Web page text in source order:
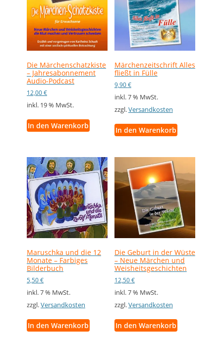
Die Märchenschatzkiste
– Jahresabonnement
Audio-Podcast
12,00€
inkl. 19 % MwSt.
In den Warenkorb
Märchenzeitschrift Alles
fließt in Fülle
9,90€
inkl. 7 % MwSt.
zzgl.Versandkosten
In den Warenkorb
Maruschka und die 12
Monate – Farbiges
Bilderbuch
5,50€
inkl. 7 % MwSt.
zzgl.Versandkosten
In den Warenkorb
Die Geburt in der Wüste
– Neue Märchen und
Weisheitsgeschichten
12,50€
inkl. 7 % MwSt.
zzgl.Versandkosten
In den Warenkorb